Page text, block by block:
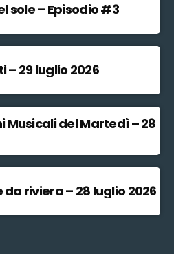
sole – Episodio #3
29 luglio 2026
Musicali del Martedì – 28
da riviera – 28 luglio 2026